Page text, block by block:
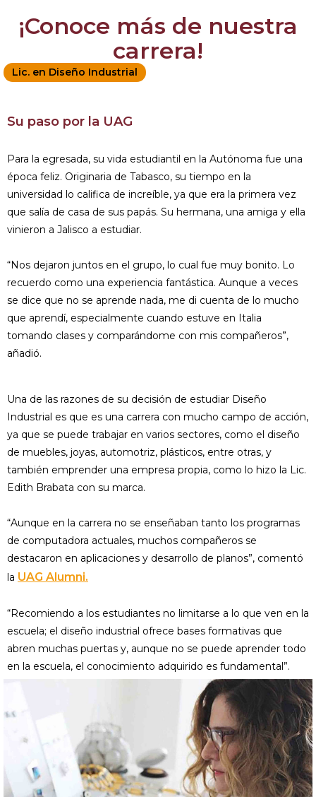
¡Conoce más de nuestra
carrera!
Lic. en Diseño Industrial
Su paso por la UAG
Para la egresada, su vida estudiantil en la Autónoma fue una
época feliz. Originaria de Tabasco, su tiempo en la
universidad lo califica de increíble, ya que era la primera vez
que salía de casa de sus papás. Su hermana, una amiga y ella
vinieron a Jalisco a estudiar.
“Nos dejaron juntos en el grupo, lo cual fue muy bonito. Lo
recuerdo como una experiencia fantástica. Aunque a veces
se dice que no se aprende nada, me di cuenta de lo mucho
que aprendí, especialmente cuando estuve en Italia
tomando clases y comparándome con mis compañeros”,
añadió.
Una de las razones de su decisión de estudiar Diseño
Industrial es que es una carrera con mucho campo de acción,
ya que se puede trabajar en varios sectores, como el diseño
de muebles, joyas, automotriz, plásticos, entre otras, y
también emprender una empresa propia, como lo hizo la Lic.
Edith Brabata con su marca.
“Aunque en la carrera no se enseñaban tanto los programas
de computadora actuales, muchos compañeros se
destacaron en aplicaciones y desarrollo de planos”, comentó
la UAG Alumni.
“Recomiendo a los estudiantes no limitarse a lo que ven en la
escuela; el diseño industrial ofrece bases formativas que
abren muchas puertas y, aunque no se puede aprender todo
en la escuela, el conocimiento adquirido es fundamental”.